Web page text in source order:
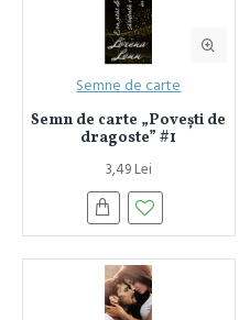
Semne de carte
Semn de carte „Povești de
dragoste” #1
3,49 Lei